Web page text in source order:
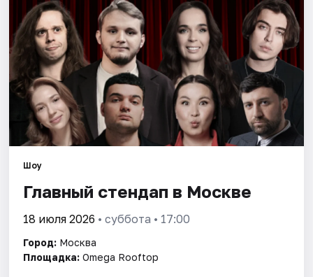
Выставки
Квесты
Экскурсии
Спорт
События
Города
Площадки
Артисты
Шоу
Главный стендап в Москве
18 июля 2026 • суббота • 17:00
Город: Москва
Площадка: Omega Rooftop